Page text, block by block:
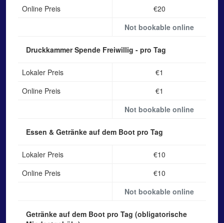
Online Preis
€20
Not bookable online
Druckkammer Spende Freiwillig - pro Tag
Lokaler Preis
€1
Online Preis
€1
Not bookable online
Essen & Getränke auf dem Boot pro Tag
Lokaler Preis
€10
Online Preis
€10
Not bookable online
Getränke auf dem Boot pro Tag (obligatorische